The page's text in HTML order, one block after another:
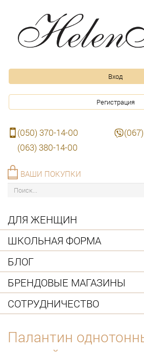
Вход
Регистрация
(050) 370-14-00
(063) 380-14-00
ВАШИ ПОКУПКИ
ДЛЯ ЖЕНЩИН
ШКОЛЬНАЯ ФОРМА
БЛОГ
БРЕНДОВЫЕ МАГАЗИНЫ
СОТРУДНИЧЕСТВО
Палантин